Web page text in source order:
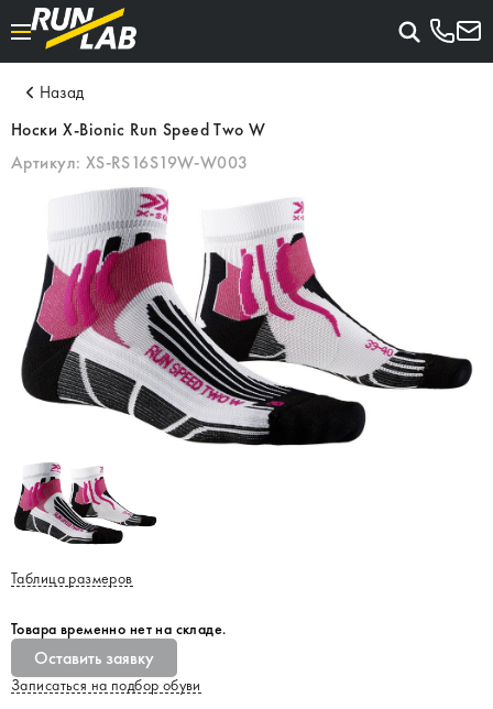
Назад
Носки X-Bionic Run Speed Two W
Артикул: XS-RS16S19W-W003
Таблица размеров
Товара временно нет на складе.
Оставить заявку
Записаться на подбор обуви